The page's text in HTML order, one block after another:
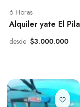
6 Horas
Alquiler yate El
desde $3.000.000